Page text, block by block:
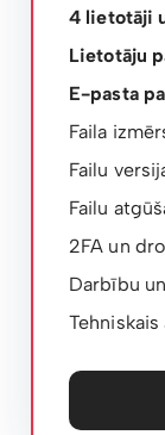
4 lietotāji
Lietotāju
E-pasta
Faila
Failu
Failu
2FA un
Darbību